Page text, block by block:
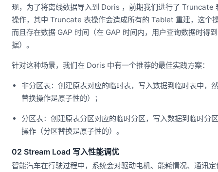
现，为了将离线数据导入到 Doris ，前期我们进行了
操作，其中 Truncate 表操作会造成所有的 Tablet 重建，这个
而且存在数据 GAP 时间（在 GAP 时间内，用户查询数据时得
据）。
针对这种场景，我们在 Doris 中有一个推荐的最佳实践方案：
非分区表：创建原表对应的临时表，写入数据到临时表中，
替换操作是原子性的）；
分区表：创建原表分区对应的临时分区，写入数据到临时分
操作（分区替换是原子性的）。
02 Stream Load 写入性能调优
智能汽车在行驶过程中，系统会对驱动电机、能耗情况、通讯